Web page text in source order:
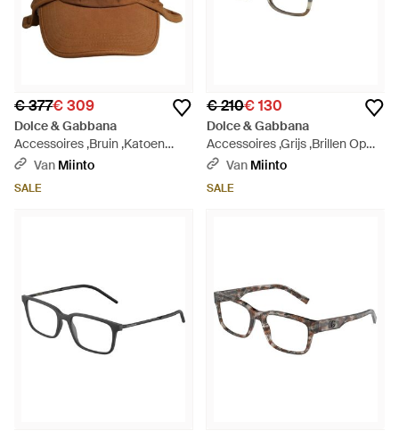
€ 377€ 309
Dolce & Gabbana
Accessoires ,Bruin ,Katoen
Double Brim Baseball Cap -
Van Miinto
SALE
€ 210€ 130
Dolce & Gabbana
Accessoires ,Grijs ,Brillen Op
Sterkte - Bruin
Van Miinto
SALE